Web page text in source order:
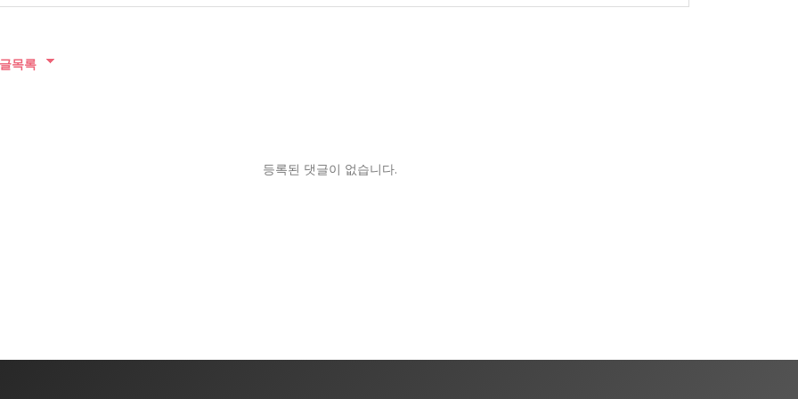
목록
등록된 댓글이 없습니다.